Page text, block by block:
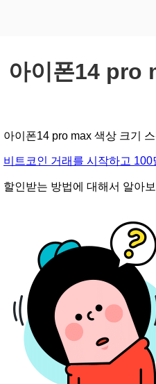
아이폰14 pro
아이폰14 pro max 색상 크기
비트코인 거래를 시작하고
할인받는 방법에 대해서 알아